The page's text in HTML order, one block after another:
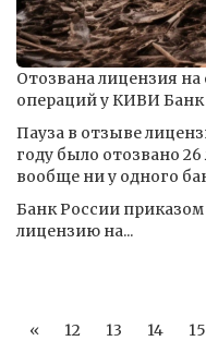
Отозвана лицензия
операций у КИВИ
Пауза в отзыве
году было отозвано 26
вообще ни у одного
Банк России
лицензию на...
« 12 13 14 15